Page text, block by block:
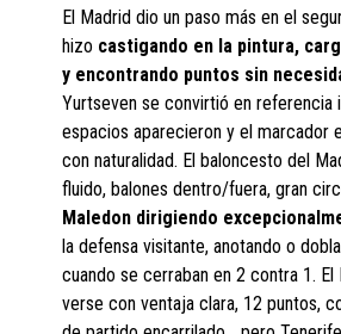
El Madrid dio un paso más en el
hizo castigando en la pintura,
y encontrando puntos sin
Yurtseven se convirtió en referencia
espacios aparecieron y el marcador
con naturalidad. El baloncesto del
fluido, balones dentro/fuera, gran
Maledon dirigiendo
la defensa visitante, anotando o
cuando se cerraban en 2 contra 1. El
verse con ventaja clara, 12 puntos,